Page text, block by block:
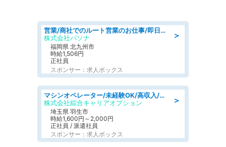
＞
営業/商社でのルート営業のお仕事/即日勤務可/車通勤可/営業
株式会社パソナ
福岡県 北九州市
時給1,506円
正社員
スポンサー：求人ボックス
＞
マシンオペレーター/未経験OK/高収入/日払いOK/寮費無料/交替制
株式会社綜合キャリアオプション
埼玉県 羽生市
時給1,600円～2,000円
正社員 / 派遣社員
スポンサー：求人ボックス